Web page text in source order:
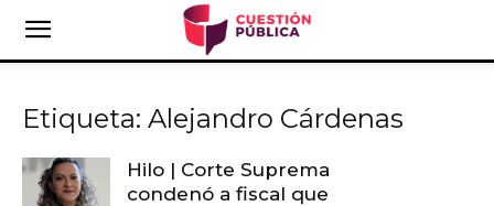
Etiqueta: Alejandro Cárdenas
Hilo | Corte Suprema
condenó a fiscal que